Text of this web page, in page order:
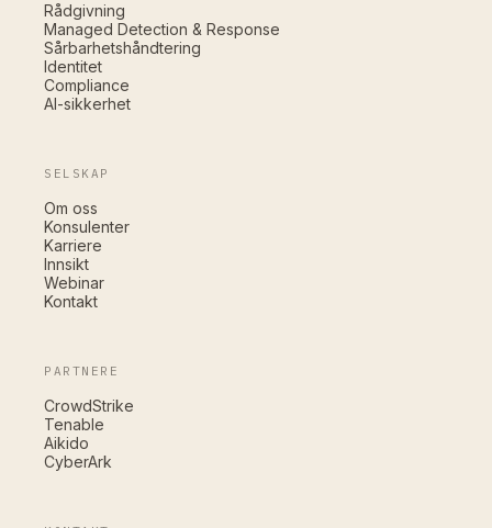
Rådgivning
Managed Detection & Response
Sårbarhetshåndtering
Identitet
Compliance
AI-sikkerhet
SELSKAP
Om oss
Konsulenter
Karriere
Innsikt
Webinar
Kontakt
PARTNERE
CrowdStrike
Tenable
Aikido
CyberArk